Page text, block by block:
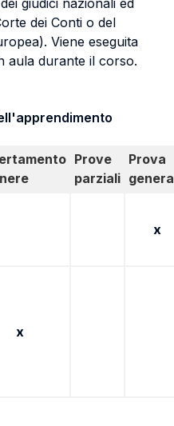
giudici nazionali ed
dei Conti o del
Viene eseguita
aula durante il corso.
Prove
parziali
Prova
x
x